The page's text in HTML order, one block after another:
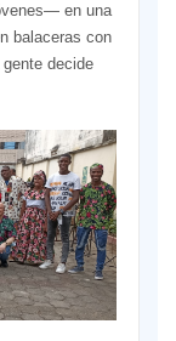
en una
balaceras con
decide